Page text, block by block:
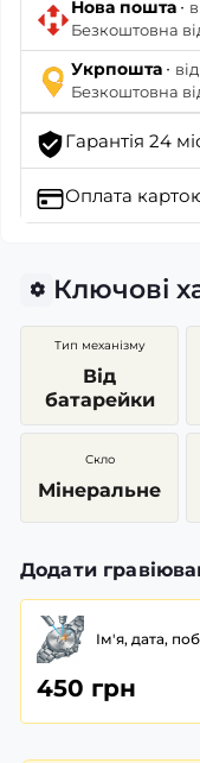
Нова пошта ·
Безкоштовна
Укрпошта ·
Безкоштовна
Гарантія 24
Оплата
Ключові
Тип механізму
Від
батарейки
Скло
Мінеральне
Додати
Ім'я, дата,
450 грн